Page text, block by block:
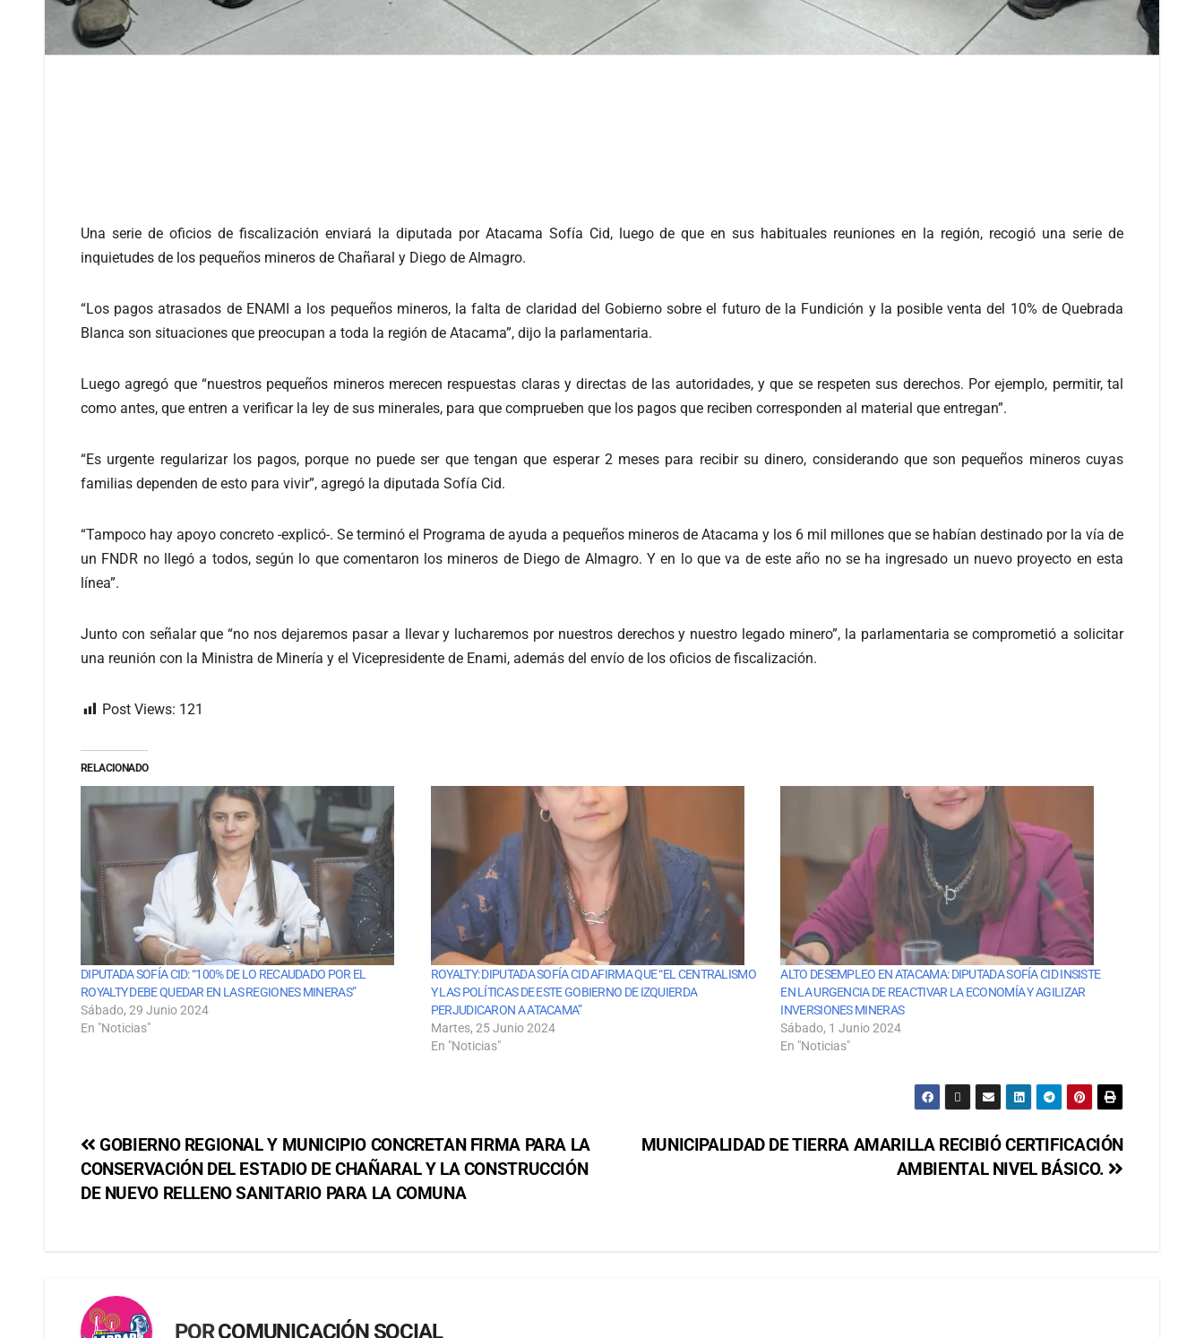
Una serie de oficios de fiscalización enviará la diputada por Atacama Sofía Cid, luego de que en sus habituales reuniones en la región, recogió una serie de
inquietudes de los pequeños mineros de Chañaral y Diego de Almagro.
“Los pagos atrasados de ENAMI a los pequeños mineros, la falta de claridad del Gobierno sobre el futuro de la Fundición y la posible venta del 10% de Quebrada
Blanca son situaciones que preocupan a toda la región de Atacama”, dijo la parlamentaria.
Luego agregó que “nuestros pequeños mineros merecen respuestas claras y directas de las autoridades, y que se respeten sus derechos. Por ejemplo, permitir, tal
como antes, que entren a verificar la ley de sus minerales, para que comprueben que los pagos que reciben corresponden al material que entregan”.
“Es urgente regularizar los pagos, porque no puede ser que tengan que esperar 2 meses para recibir su dinero, considerando que son pequeños mineros cuyas
familias dependen de esto para vivir”, agregó la diputada Sofía Cid.
“Tampoco hay apoyo concreto -explicó-. Se terminó el Programa de ayuda a pequeños mineros de Atacama y los 6 mil millones que se habían destinado por la vía de
un FNDR no llegó a todos, según lo que comentaron los mineros de Diego de Almagro. Y en lo que va de este año no se ha ingresado un nuevo proyecto en esta
línea”.
Junto con señalar que “no nos dejaremos pasar a llevar y lucharemos por nuestros derechos y nuestro legado minero”, la parlamentaria se comprometió a solicitar
una reunión con la Ministra de Minería y el Vicepresidente de Enami, además del envío de los oficios de fiscalización.
Post Views: 121
RELACIONADO
DIPUTADA SOFÍA CID: “100% DE LO RECAUDADO POR EL
ROYALTY DEBE QUEDAR EN LAS REGIONES MINERAS”
Sábado, 29 Junio 2024
En "Noticias"
ROYALTY: DIPUTADA SOFÍA CID AFIRMA QUE “EL CENTRALISMO
Y LAS POLÍTICAS DE ESTE GOBIERNO DE IZQUIERDA
PERJUDICARON A ATACAMA”
Martes, 25 Junio 2024
En "Noticias"
ALTO DESEMPLEO EN ATACAMA: DIPUTADA SOFÍA CID INSISTE
EN LA URGENCIA DE REACTIVAR LA ECONOMÍA Y AGILIZAR
INVERSIONES MINERAS
Sábado, 1 Junio 2024
En "Noticias"
MUNICIPALIDAD DE TIERRA AMARILLA RECIBIÓ CERTIFICACIÓN
AMBIENTAL NIVEL BÁSICO.
GOBIERNO REGIONAL Y MUNICIPIO CONCRETAN FIRMA PARA LA
CONSERVACIÓN DEL ESTADIO DE CHAÑARAL Y LA CONSTRUCCIÓN
DE NUEVO RELLENO SANITARIO PARA LA COMUNA
PORCOMUNICACIÓN SOCIAL